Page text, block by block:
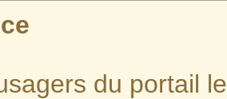
du portail